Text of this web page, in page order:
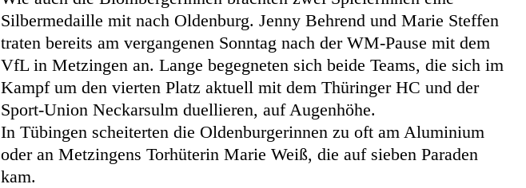
Silbermedaille mit nach Oldenburg. Jenny Behrend und Marie Steffen
traten bereits am vergangenen Sonntag nach der WM-Pause mit dem
VfL in Metzingen an. Lange begegneten sich beide Teams, die sich im
Kampf um den vierten Platz aktuell mit dem Thüringer HC und der
Sport-Union Neckarsulm duellieren, auf Augenhöhe.
In Tübingen scheiterten die Oldenburgerinnen zu oft am Aluminium
oder an Metzingens Torhüterin Marie Weiß, die auf sieben Paraden
kam.